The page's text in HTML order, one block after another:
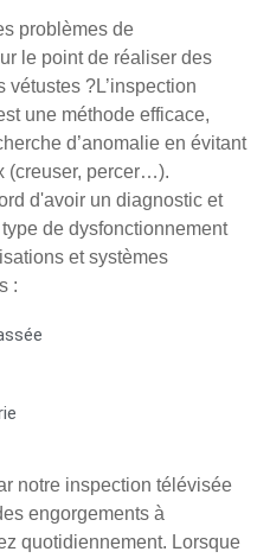
problèmes de
le point de réaliser des
?L’inspection
une méthode efficace,
d’anomalie en évitant
(creuser, percer…).
d'avoir un diagnostic et
de dysfonctionnement
et systèmes
:
notre inspection télévisée
engorgements à
quotidiennement. Lorsque